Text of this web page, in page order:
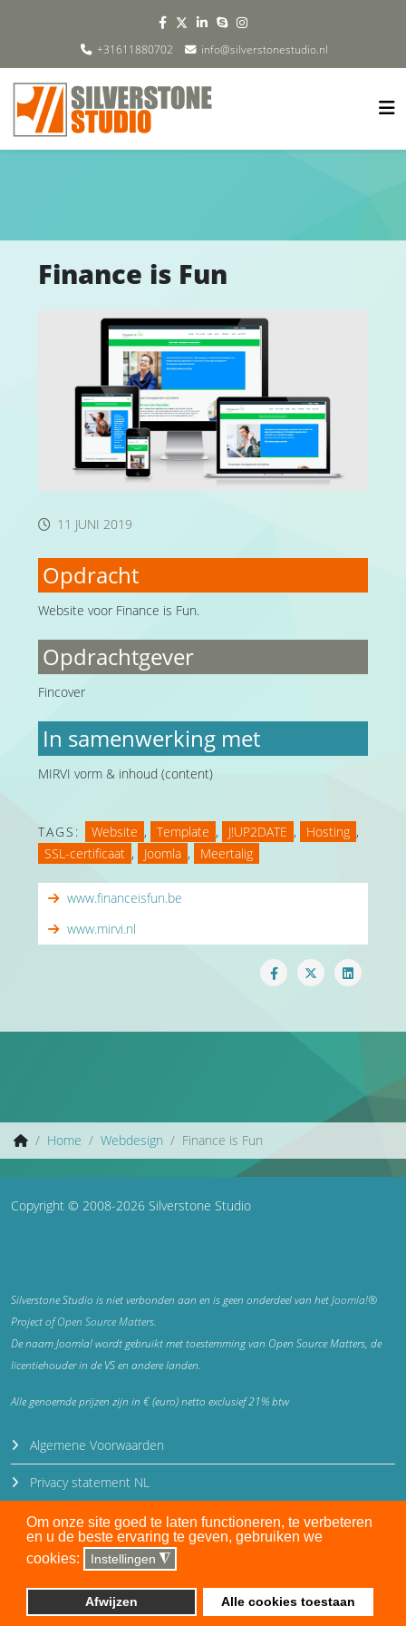
Om onze site goed te laten functioneren, te verbeteren
en u de beste ervaring te geven, gebruiken we
cookies:
Instellingen ◮
Afwijzen Alle cookies toestaan
+31611880702 info@silverstonestudio.nl
Finance is Fun
11 JUNI 2019
Opdracht
Website voor Finance is Fun.
Opdrachtgever
Fincover
In samenwerking met
MIRVI vorm & inhoud (content)
TAGS: Website , Template , J!UP2DATE , Hosting ,
SSL-certificaat , Joomla , Meertalig
www.financeisfun.be
www.mirvi.nl
Home Webdesign Finance is Fun
Copyright © 2008-2026 Silverstone Studio
Silverstone Studio is niet verbonden aan en is geen onderdeel van hetJoomla!®
Project ofOpen Source Matters.
De naam Joomla! wordt gebruikt met toestemming van Open Source Matters, de
licentiehouder in de VS en andere landen.
Alle genoemde prijzen zijn in € (euro) netto exclusief 21% btw
Algemene Voorwaarden
Privacy statement NL
Privacy statement EN
Disclaimer
Auteursrecht en gebruiksrecht